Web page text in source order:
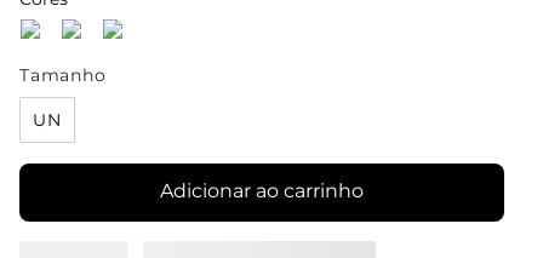
Tamanho
UN
Adicionar ao carrinho